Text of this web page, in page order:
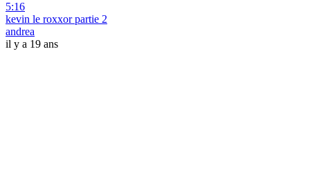
5:16
kevin le roxxor partie 2
andrea
il y a 19 ans